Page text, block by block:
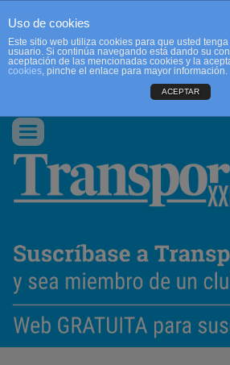
CONTACTO
Conmutar
navegación
Uso de cookies
Este sitio web utiliza cookies para que usted
usuario. Si continúa navegando está dando su
aceptación de las mencionadas cookies y la
cookies, pinche el enlace para mayor información.
ACEPTAR